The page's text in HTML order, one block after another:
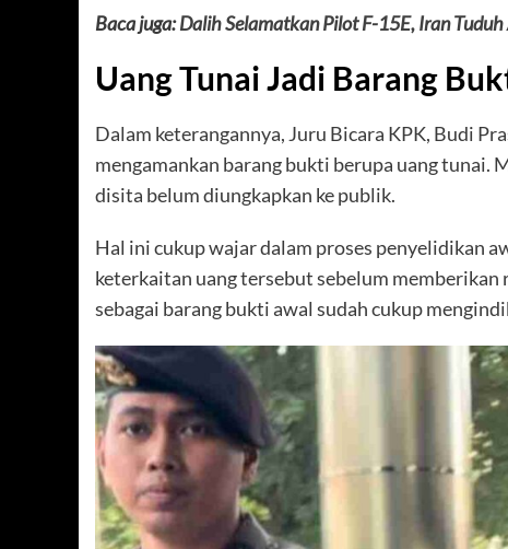
Baca juga:Dalih Selamatkan Pilot F-15E, Iran
Uang Tunai Jadi Barang
Dalam keterangannya, Juru Bicara KPK, Budi
mengamankan barang bukti berupa uang tunai.
disita belum diungkapkan ke publik.
Hal ini cukup wajar dalam proses penyelidikan
keterkaitan uang tersebut sebelum
sebagai barang bukti awal sudah cukup